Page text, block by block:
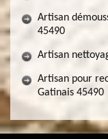
Artisan
45490
Artisan
Artisan pour
Gatinais 45490